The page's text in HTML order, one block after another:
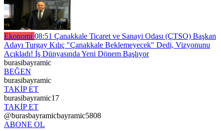
Ekonomi 08:51 Çanakkale Ticaret ve Sanayi Odası (ÇTSO) Başkan
Adayı Turgay Kılıç "Çanakkale Beklemeyecek" Dedi, Vizyonunu
Açıkladı! İş Dünyasında Yeni Dönem Başlıyor
burasibayramic
BEĞEN
burasibayramic
TAKİP ET
burasibayramic17
TAKİP ET
@burasbayramicbayramic5808
ABONE OL